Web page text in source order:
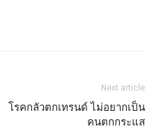
Next article
โรคกลัวตกเทรนด์ ไม่อยากเป็น
คนตกกระแส